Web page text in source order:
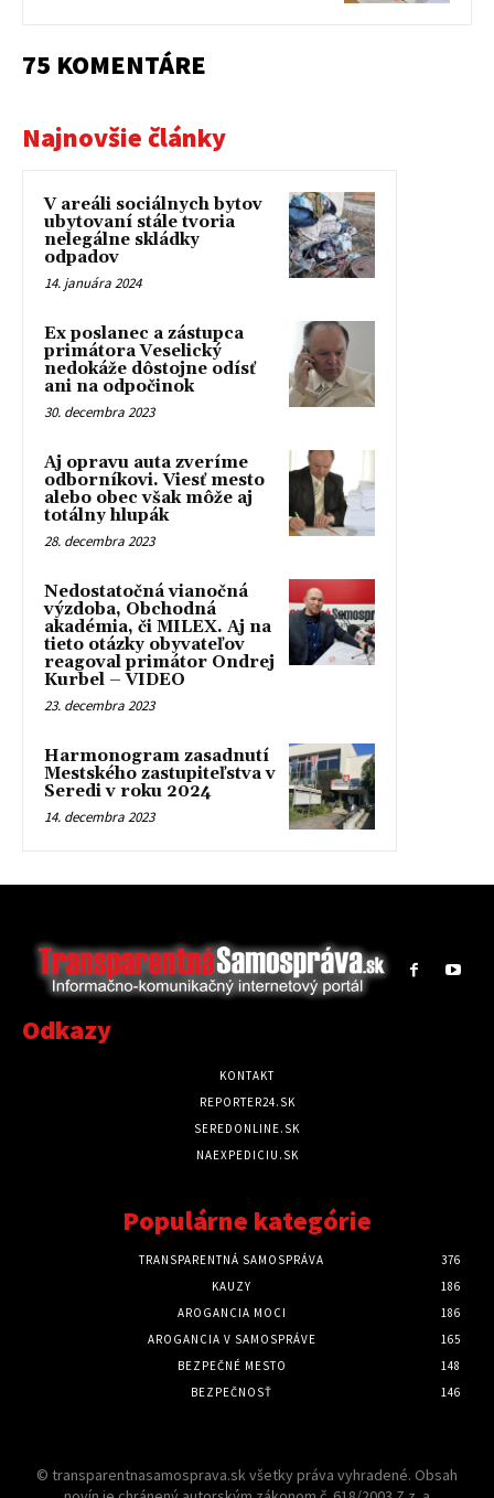
75 KOMENTÁRE
Najnovšie články
V areáli sociálnych bytov
ubytovaní stále tvoria
nelegálne skládky
odpadov
14. januára 2024
Ex poslanec a zástupca
primátora Veselický
nedokáže dôstojne odísť
ani na odpočinok
30. decembra 2023
Aj opravu auta zveríme
odborníkovi. Viesť mesto
alebo obec však môže aj
totálny hlupák
28. decembra 2023
Nedostatočná vianočná
výzdoba, Obchodná
akadémia, či MILEX. Aj na
tieto otázky obyvateľov
reagoval primátor Ondrej
Kurbel – VIDEO
23. decembra 2023
Harmonogram zasadnutí
Mestského zastupiteľstva v
Seredi v roku 2024
14. decembra 2023
Odkazy
KONTAKT
REPORTER24.SK
SEREDONLINE.SK
NAEXPEDICIU.SK
Populárne kategórie
TRANSPARENTNÁ SAMOSPRÁVA
376
KAUZY
186
AROGANCIA MOCI
186
AROGANCIA V SAMOSPRÁVE
165
BEZPEČNÉ MESTO
148
BEZPEČNOSŤ
146
© transparentnasamosprava.sk všetky práva vyhradené. Obsah